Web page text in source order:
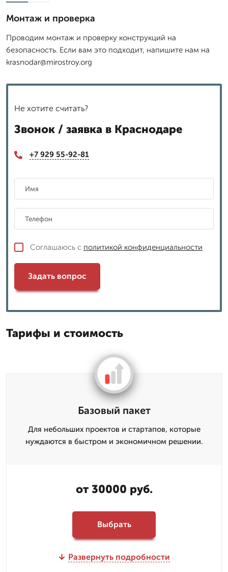
Монтаж и проверка
Проводим монтаж и проверку конструкций на
безопасность. Если вам это подходит, напишите нам на
krasnodar@mirostroy.org
Не хотите считать?
Звонок / заявка в Краснодаре
+7 929 55-92-81
Соглашаюсь с политикой конфиденциальности
Задать вопрос
Тарифы и стоимость
Базовый пакет
Для небольших проектов и стартапов, которые
нуждаются в быстром и экономичном решении.
от 30000 руб.
Выбрать
Развернуть подробности